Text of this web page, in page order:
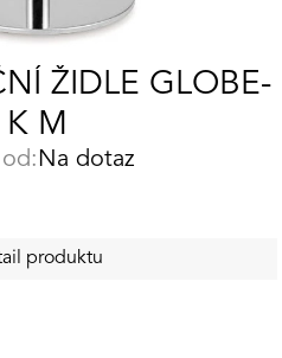
ŽIDLE GLOBE-
K M
Na dotaz
produktu